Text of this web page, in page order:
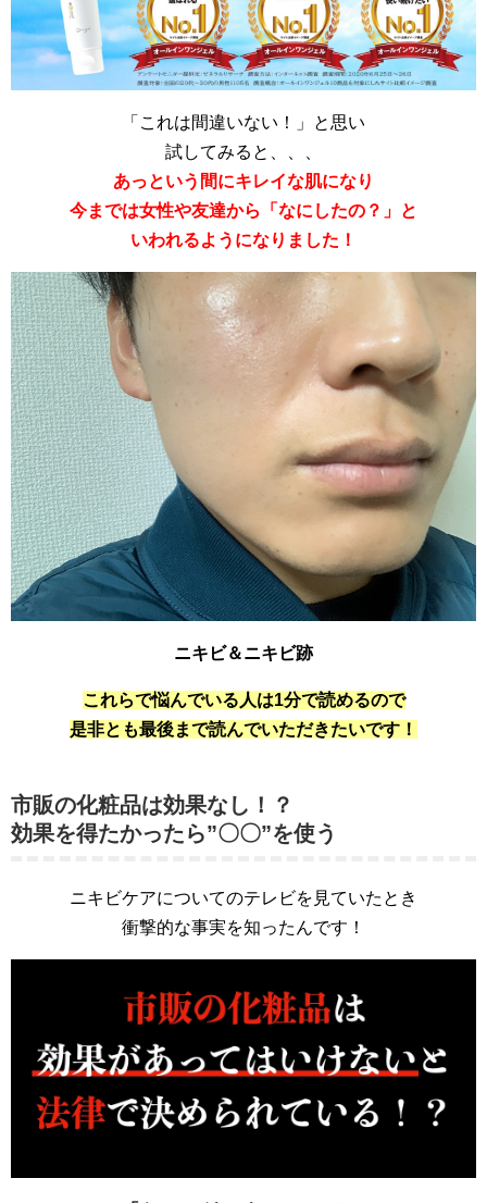
「これは間違いない！」と思い
試してみると、、、
あっという間にキレイな肌になり
今までは女性や友達から「なにしたの？」と
いわれるようになりました！
ニキビ＆ニキビ跡
これらで悩んでいる人は1分で読めるので
是非とも最後まで読んでいただきたいです！
市販の化粧品は効果なし！？
効果を得たかったら”〇〇”を使う
ニキビケアについてのテレビを見ていたとき
衝撃的な事実を知ったんです！